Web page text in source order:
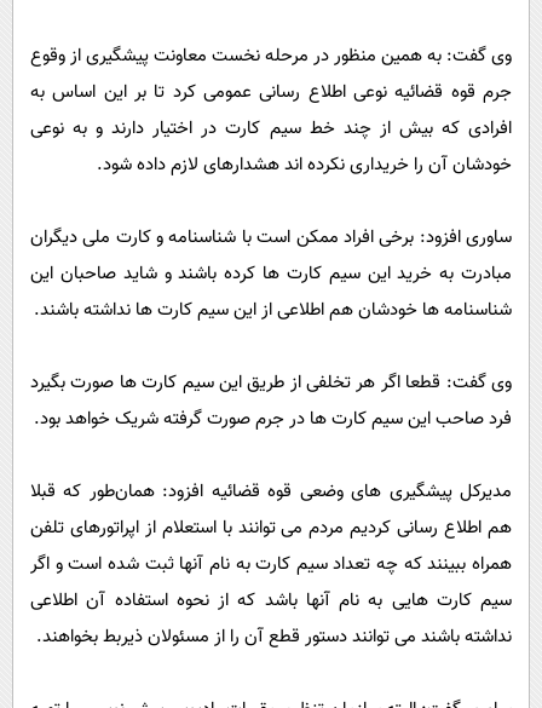
وی گفت: به همین منظور در مرحله نخست معاونت پیشگیری از وقوع
جرم قوه قضائیه نوعی اطلاع رسانی عمومی کرد تا بر این اساس به
افرادی که بیش از چند خط سیم کارت در اختیار دارند و به نوعی
خودشان آن را خریداری نکرده اند هشدارهای لازم داده شود.
ساوری افزود: برخی افراد ممکن است با شناسنامه و کارت ملی دیگران
مبادرت به خرید این سیم کارت ها کرده باشند و شاید صاحبان این
شناسنامه ها خودشان هم اطلاعی از این سیم کارت ها نداشته باشند.
وی گفت: قطعا اگر هر تخلفی از طریق این سیم کارت ها صورت بگیرد
فرد صاحب این سیم کارت ها در جرم صورت گرفته شریک خواهد بود.
مدیرکل پیشگیری های وضعی قوه قضائیه افزود: همان‌طور که قبلا
هم اطلاع رسانی کردیم مردم می توانند با استعلام از اپراتورهای تلفن
همراه ببینند که چه تعداد سیم کارت به نام آنها ثبت شده است و اگر
سیم کارت هایی به نام آنها باشد که از نحوه استفاده آن اطلاعی
نداشته باشند می توانند دستور قطع آن را از مسئولان ذیربط بخواهند.